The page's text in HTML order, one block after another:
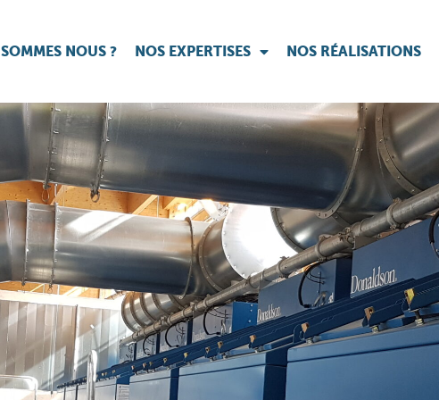
NOUS ? NOS EXPERTISES NOS RÉALISATIONS